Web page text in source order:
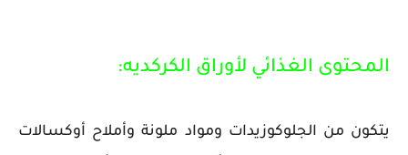
المحتوى الغذائي لأوراق الكركديه:
يتكون من الجلوكوزيدات ومواد ملونة وأملاح أوكسالات